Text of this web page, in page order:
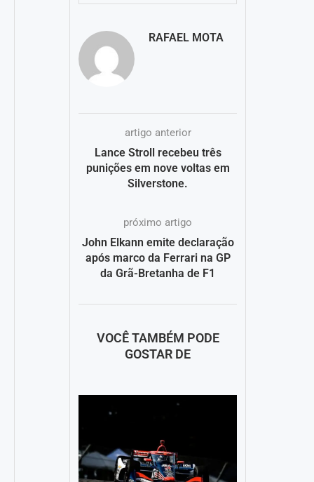
RAFAEL MOTA
artigo anterior
Lance Stroll recebeu três
punições em nove voltas em
Silverstone.
próximo artigo
John Elkann emite declaração
após marco da Ferrari na GP
da Grã-Bretanha de F1
VOCÊ TAMBÉM PODE
GOSTAR DE